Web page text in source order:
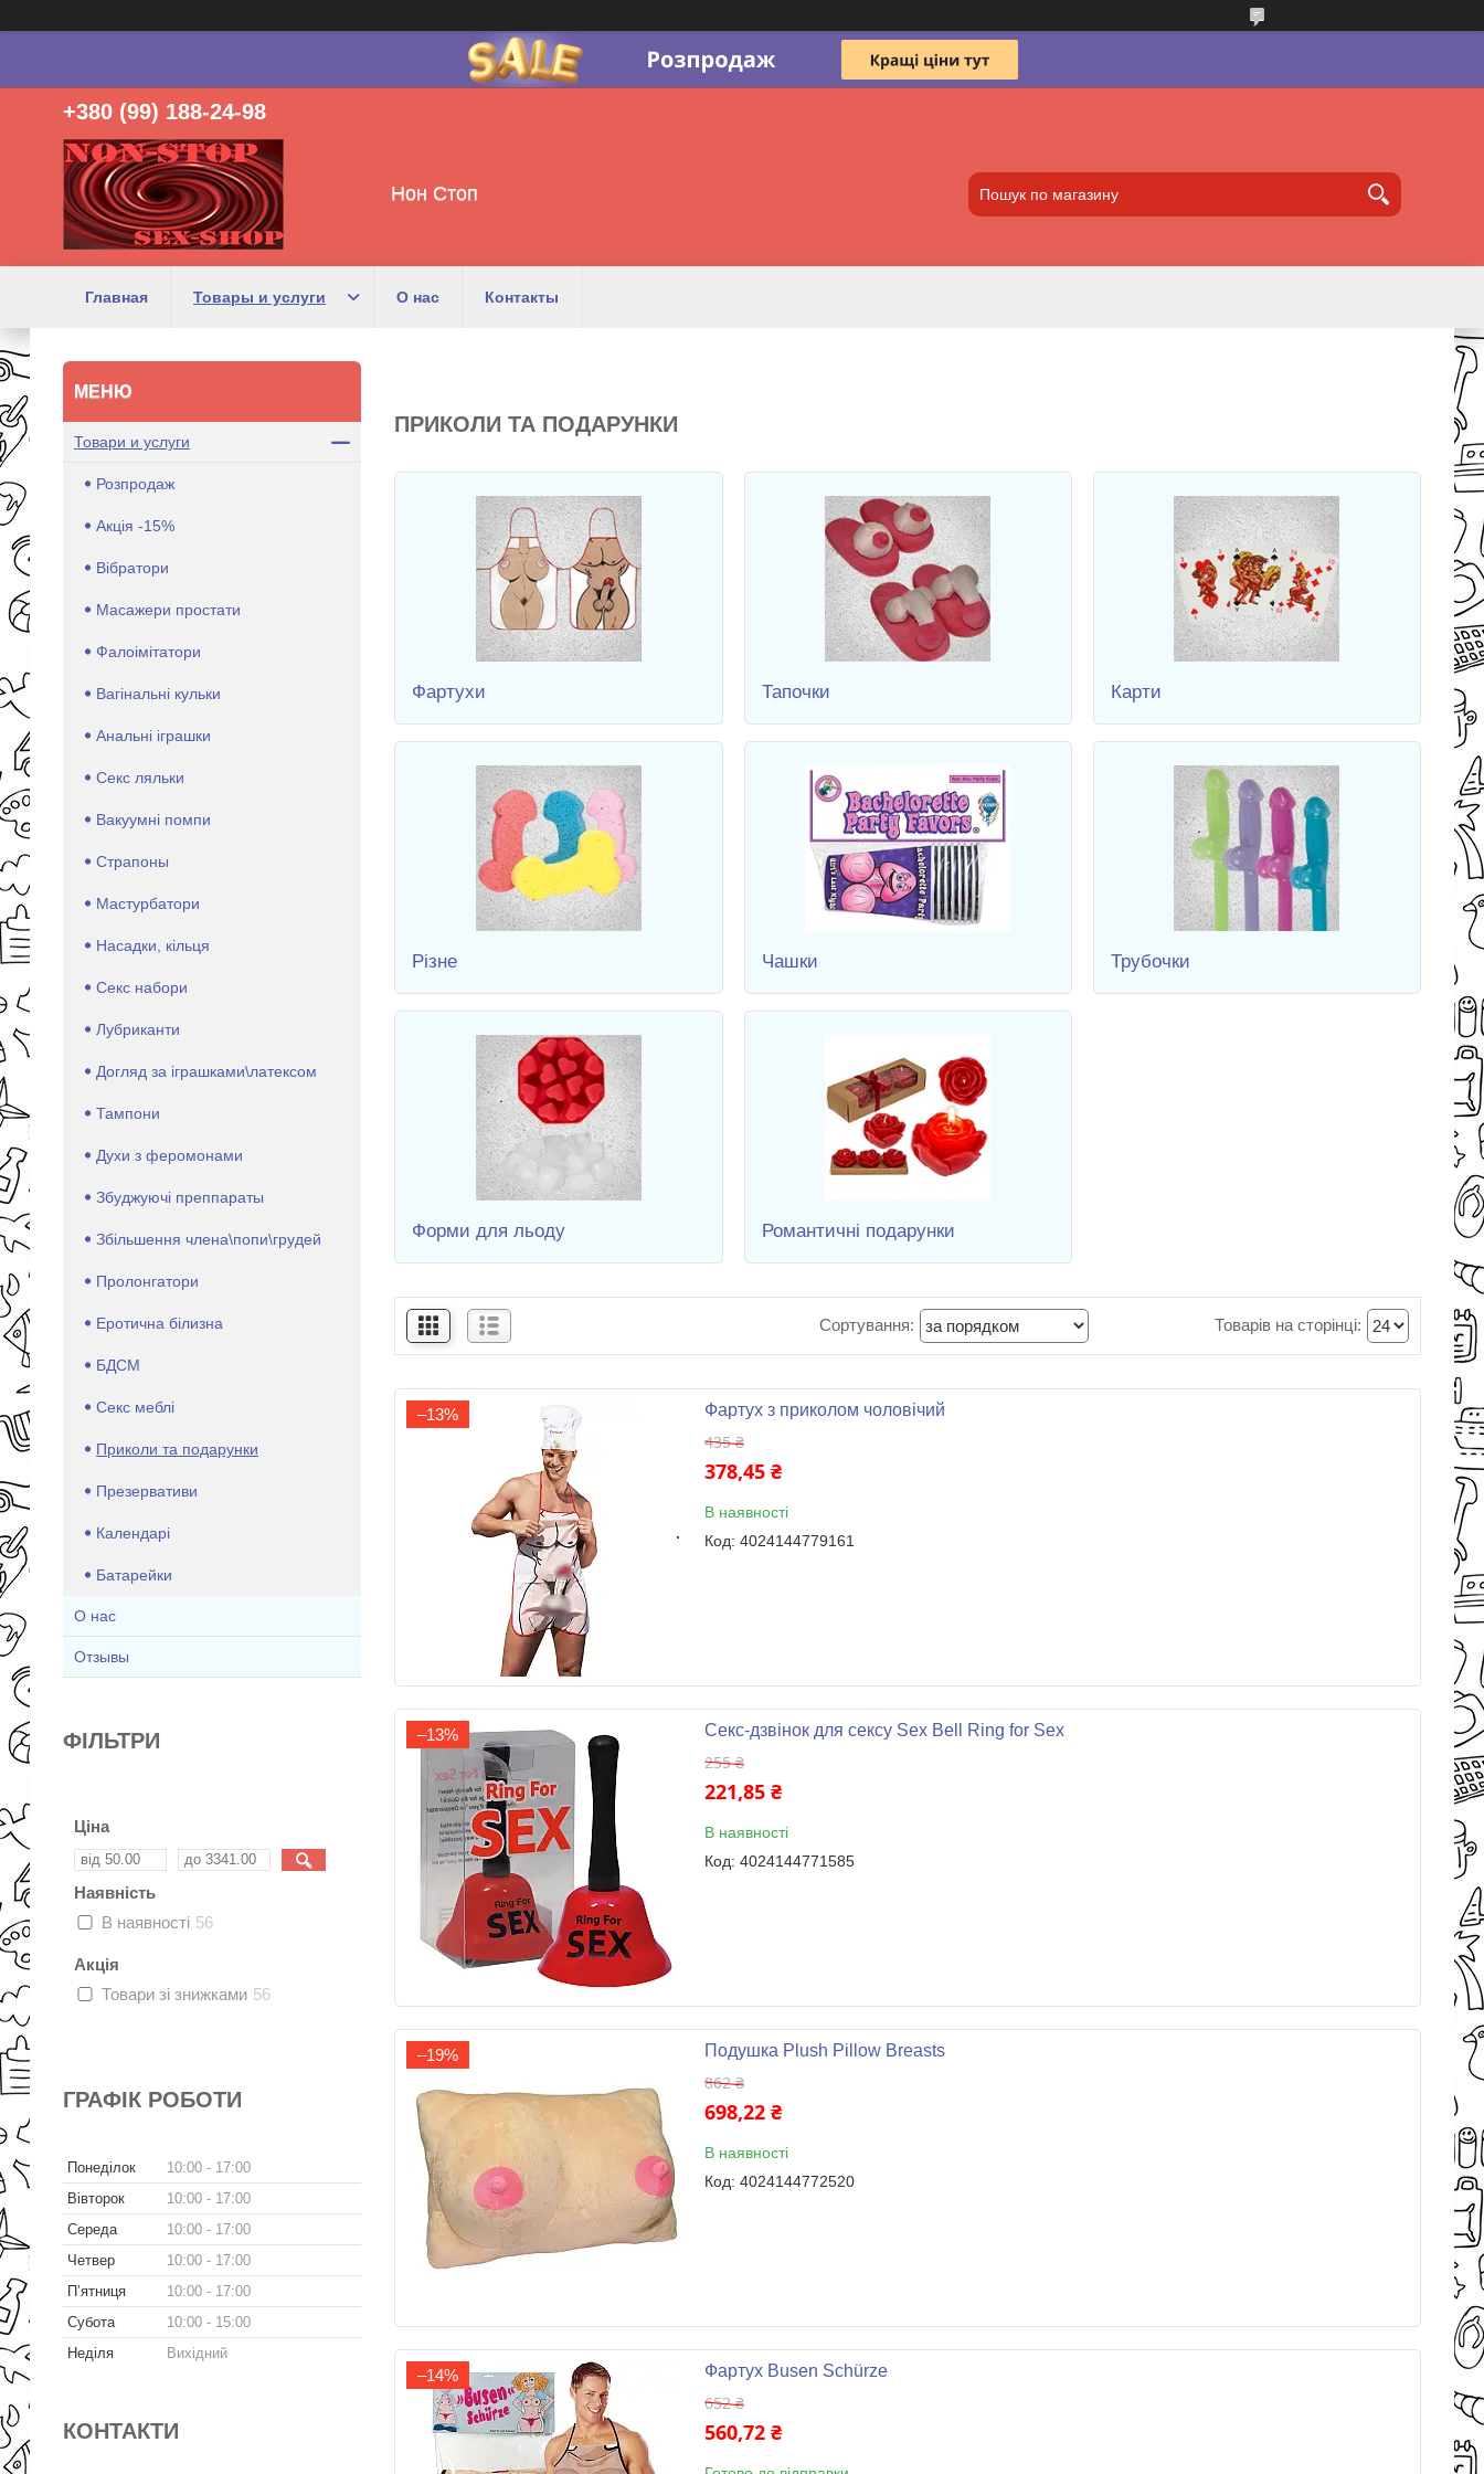
+380 (99) 188-24-98
Нон Стоп
Главная Товары и услуги О нас Контакты
ПРИКОЛИ ТА ПОДАРУНКИ
Фартухи Тапочки Карти
Різне Чашки Трубочки
Форми для льоду Романтичні подарунки
–13% Фартух з приколом чоловічий
435 ₴
378,45 ₴
В наявності
4024144779161
–13% Секс-дзвінок для сексу Sex Bell Ring for Sex
255 ₴
221,85 ₴
В наявності
4024144771585
–19% Подушка Plush Pillow Breasts
862 ₴
698,22 ₴
В наявності
4024144772520
–14% Фартух Busen Schürze
652 ₴
560,72 ₴
Товари и услуги
Розпродаж
Акція -15%
Вібратори
Масажери простати
Фалоімітатори
Вагінальні кульки
Анальні іграшки
Секс ляльки
Вакуумні помпи
Страпоны
Мастурбатори
Насадки, кільця
Секс набори
Лубриканти
Догляд за іграшками\латексом
Тампони
Духи з феромонами
Збуджуючі преппараты
Збільшення члена\попи\грудей
Пролонгатори
Еротична білизна
БДСМ
Секс меблі
Приколи та подарунки
Презервативи
Календарі
Батарейки
О нас
Отзывы
ФІЛЬТРИ
Ціна
Наявність
В наявності 56
Акція
Товари зі знижками 56
ГРАФІК РОБОТИ
Понеділок 10:00
17:00
Вівторок
10:00
17:00
Середа
10:00
17:00
Четвер
10:00
17:00
Пʼятниця
10:00
17:00
Субота
10:00
15:00
Неділя
Вихідний
КОНТАКТИ